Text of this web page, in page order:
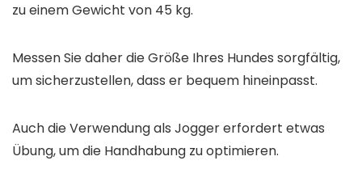
zu einem Gewicht von 45 kg.
Messen Sie daher die Größe Ihres Hundes sorgfältig,
um sicherzustellen, dass er bequem hineinpasst.
Auch die Verwendung als Jogger erfordert etwas
Übung, um die Handhabung zu optimieren.